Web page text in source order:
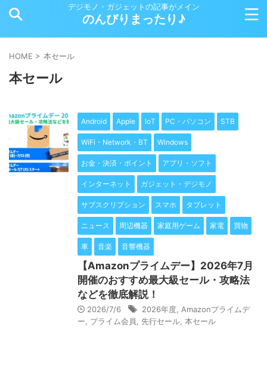
デジモノ・ガジェットの記事がメイン
のんびりまったり♪
HOME > 本セール
本セール
Android Apple IoT PC・パソコン STB
WiFi・Network・BT Windows
お金・決済・ポイント アプリ・ソフト
インターネット ガジェット・デジモノ
サブスクリプション スマホ タブレット
ニュース 周辺機器 家庭用ゲーム 家電 買物
車 音楽 音響機器
【Amazonプライムデー】2026年7月
開催のおすすめ最大級セール・攻略法
などを徹底解説！
2026/7/6 2026年度 Amazonプライムデ
ー
プライム会員 先行セール 本セール